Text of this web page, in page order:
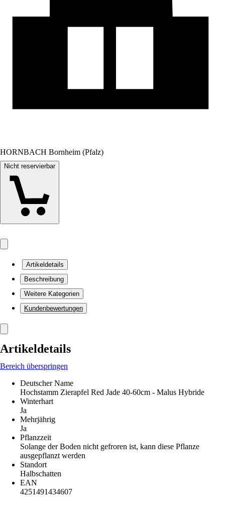
HORNBACH Bornheim (Pfalz)
Nicht reservierbar
Artikeldetails
Beschreibung
Weitere Kategorien
Kundenbewertungen
Artikeldetails
Bereich überspringen
Deutscher Name
Hochstamm Zierapfel Red Jade 40-60cm - Malus Hybride
Winterhart
Ja
Mehrjährig
Ja
Pflanzzeit
Solange der Boden nicht gefroren ist, kann diese Pflanze
ausgepflanzt werden
Standort
Halbschatten
EAN
4251491434607